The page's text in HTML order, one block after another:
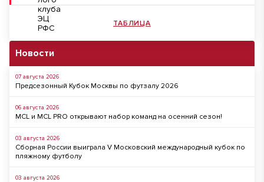
ТАБЛИЦА
Новости
07 августа 2026
Предсезонный Кубок Москвы по футзалу 2026
06 августа 2026
MCL и MCL PRO открывают набор команд на осенний сезон!
03 августа 2026
Сборная России выиграла V Московский международный кубок по
пляжному футболу
03 августа 2026